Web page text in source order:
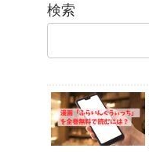
検索